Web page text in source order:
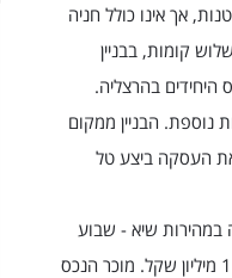
קטנות, אך אינו כולל חניה
קומות, בבניין
היחידים בהרצליה.
נוספת. הבניין ממקום
העסקה ביצע טל
שיא - שבוע
בלבד לאחר שהוצעה לראשונה למכירה תמורת 1.59 מיליון שקל. מוכר הנכס